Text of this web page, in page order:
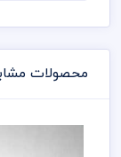
محصولات